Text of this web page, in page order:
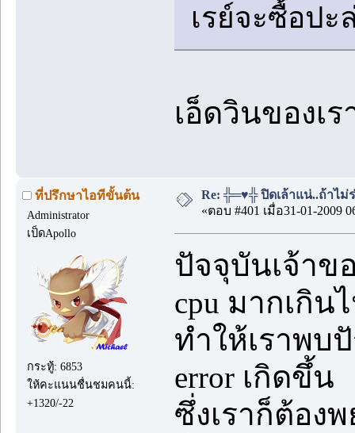
เรย์จะซื้อป
เอ็ดวินของเ
ที่ปรึกษาไอทีขั้นต้น
Administrator
เป็ดApollo
กระทู้: 6853
ให้คะแนนชื่นชมคนนี้:
+1320/-22
Re: ╬═♥╬ ปิดเล้าแน่..ถ้าไ
«ตอบ #401 เมื่อ31-01-2009
ปัจจุบันเจ้าข
cpu มากเกิน
ทำให้เราพบ
error เกิดขึ้น
ซึ่งเราก็ต้อง